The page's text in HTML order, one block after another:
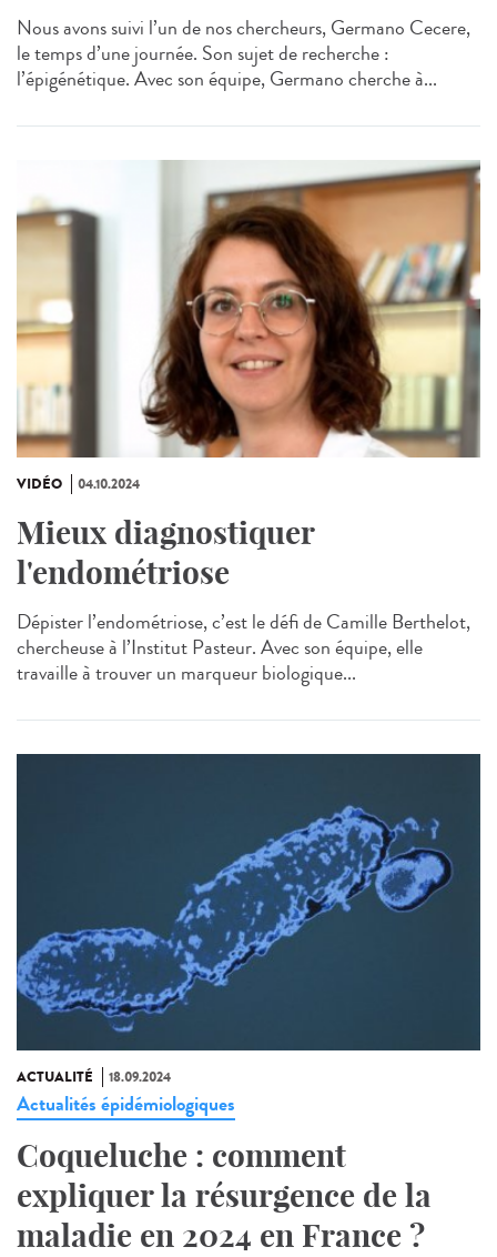
Nous avons suivi l’un de nos chercheurs, Germano Cecere,
le temps d’une journée. Son sujet de recherche :
l’épigénétique. Avec son équipe, Germano cherche à...
VIDÉO 04.10.2024
Mieux diagnostiquer
l'endométriose
Dépister l’endométriose, c’est le défi de Camille Berthelot,
chercheuse à l’Institut Pasteur. Avec son équipe, elle
travaille à trouver un marqueur biologique...
ACTUALITÉ 18.09.2024
Actualités épidémiologiques
Coqueluche : comment
expliquer la résurgence de la
maladie en 2024 en France ?